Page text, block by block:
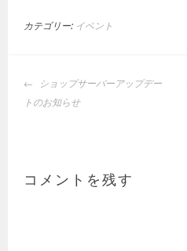
カテゴリー: イベント
投
稿
ー
ショップサーバーアップデー
トのお知らせ
コメントを残す